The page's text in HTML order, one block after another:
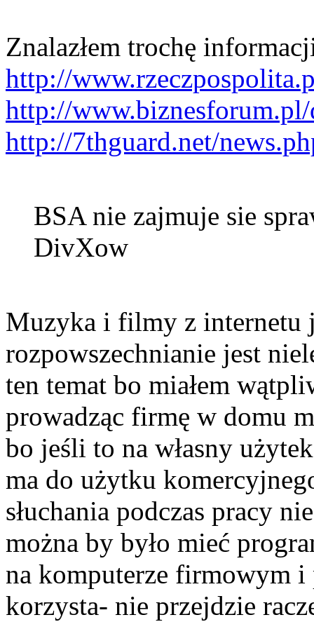
Znalazłem trochę
http://
http://
http://7thguard.net/
BSA nie zajmuje sie
DivXow
Muzyka i filmy z internetu
rozpowszechnianie jest
ten temat bo miałem
prowadząc firmę w domu
bo jeśli to na własny
ma do użytku
słuchania podczas pracy
można by było mieć
na komputerze firmowym i
korzysta- nie przejdzie